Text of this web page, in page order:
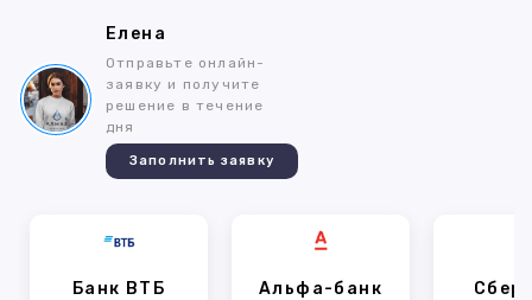
Елена
Отправьте онлайн-
заявку и получите
решение в течение
дня
Заполнить заявку
Банк ВТБ Альфа-банк